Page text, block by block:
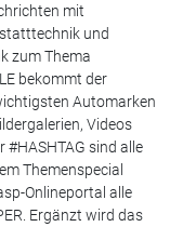
mit
und
zum Thema
bekommt der
Automarken
Videos
#HASHTAG sind alle
Themenspecial
Onlineportal alle
Ergänzt wird das